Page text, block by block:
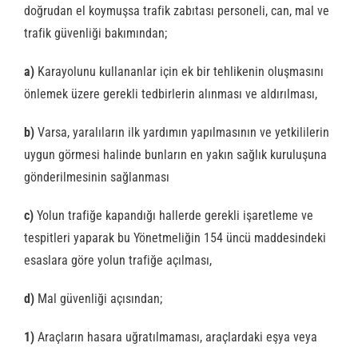
doğrudan el koymuşsa trafik zabıtası personeli, can, mal ve
trafik güvenliği bakımından;
a) Karayolunu kullananlar için ek bir tehlikenin oluşmasını
önlemek üzere gerekli tedbirlerin alınması ve aldırılması,
b) Varsa, yaralıların ilk yardımın yapılmasının ve yetkililerin
uygun görmesi halinde bunların en yakın sağlık kuruluşuna
gönderilmesinin sağlanması
c) Yolun trafiğe kapandığı hallerde gerekli işaretleme ve
tespitleri yaparak bu Yönetmeliğin 154 üncü maddesindeki
esaslara göre yolun trafiğe açılması,
d) Mal güvenliği açısından;
1) Araçların hasara uğratılmaması, araçlardaki eşya veya